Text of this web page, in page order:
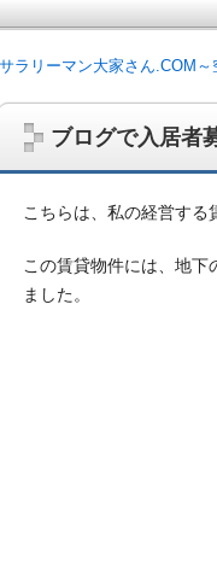
ブログで入居者
こちらは、私の経営する
この賃貸物件には、地
ました。
サラリーマン大家さん.COM～
サラリーマ
サラリーマン大家さんを応
ム、大家さん自ら行うネッ
on書籍出版、多拠点居住の